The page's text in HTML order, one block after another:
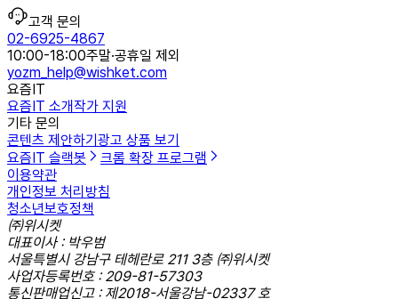
고객 문의
02-6925-4867
10:00-18:00주말·공휴일 제외
yozm_help@wishket.com
요즘IT
요즘IT 소개작가 지원
기타 문의
콘텐츠 제안하기 광고 상품 보기
요즘IT 슬랙봇
크롬 확장 프로그램
이용약관
개인정보 처리방침
청소년보호정책
㈜위시켓
대표이사 : 박우범
서울특별시 강남구 테헤란로 211 3층 ㈜위시켓
사업자등록번호 : 209-81-57303
통신판매업신고 : 제2018-서울강남-02337 호